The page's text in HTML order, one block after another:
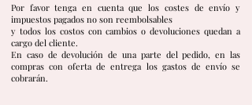
Por favor tenga en cuenta que los costes de envío y
impuestos pagados no son reembolsables
y todos los costos con cambios o devoluciones quedan a
cargo del cliente.
En caso de devolución de una parte del pedido, en las
compras con oferta de entrega los gastos de envío se
cobrarán.